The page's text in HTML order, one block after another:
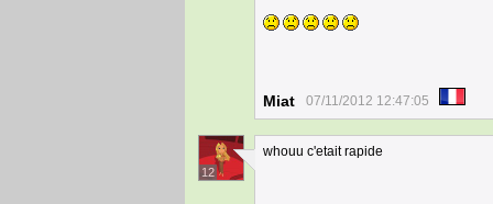
Miat 07/11/2012 12:47:05
12
whouu c'etait rapide